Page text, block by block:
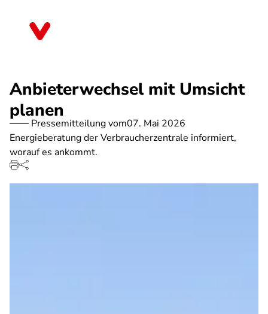
Anbieterwechsel mit Umsicht
planen
Pressemitteilung vom07. Mai 2026
Energieberatung der Verbraucherzentrale informiert,
worauf es ankommt.